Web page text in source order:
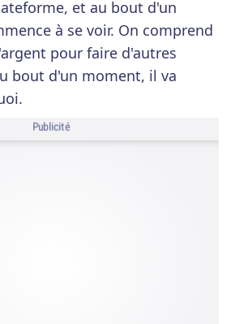
et au bout d'un
à se voir. On comprend
pour faire d'autres
bout d'un moment, il va
Publicité